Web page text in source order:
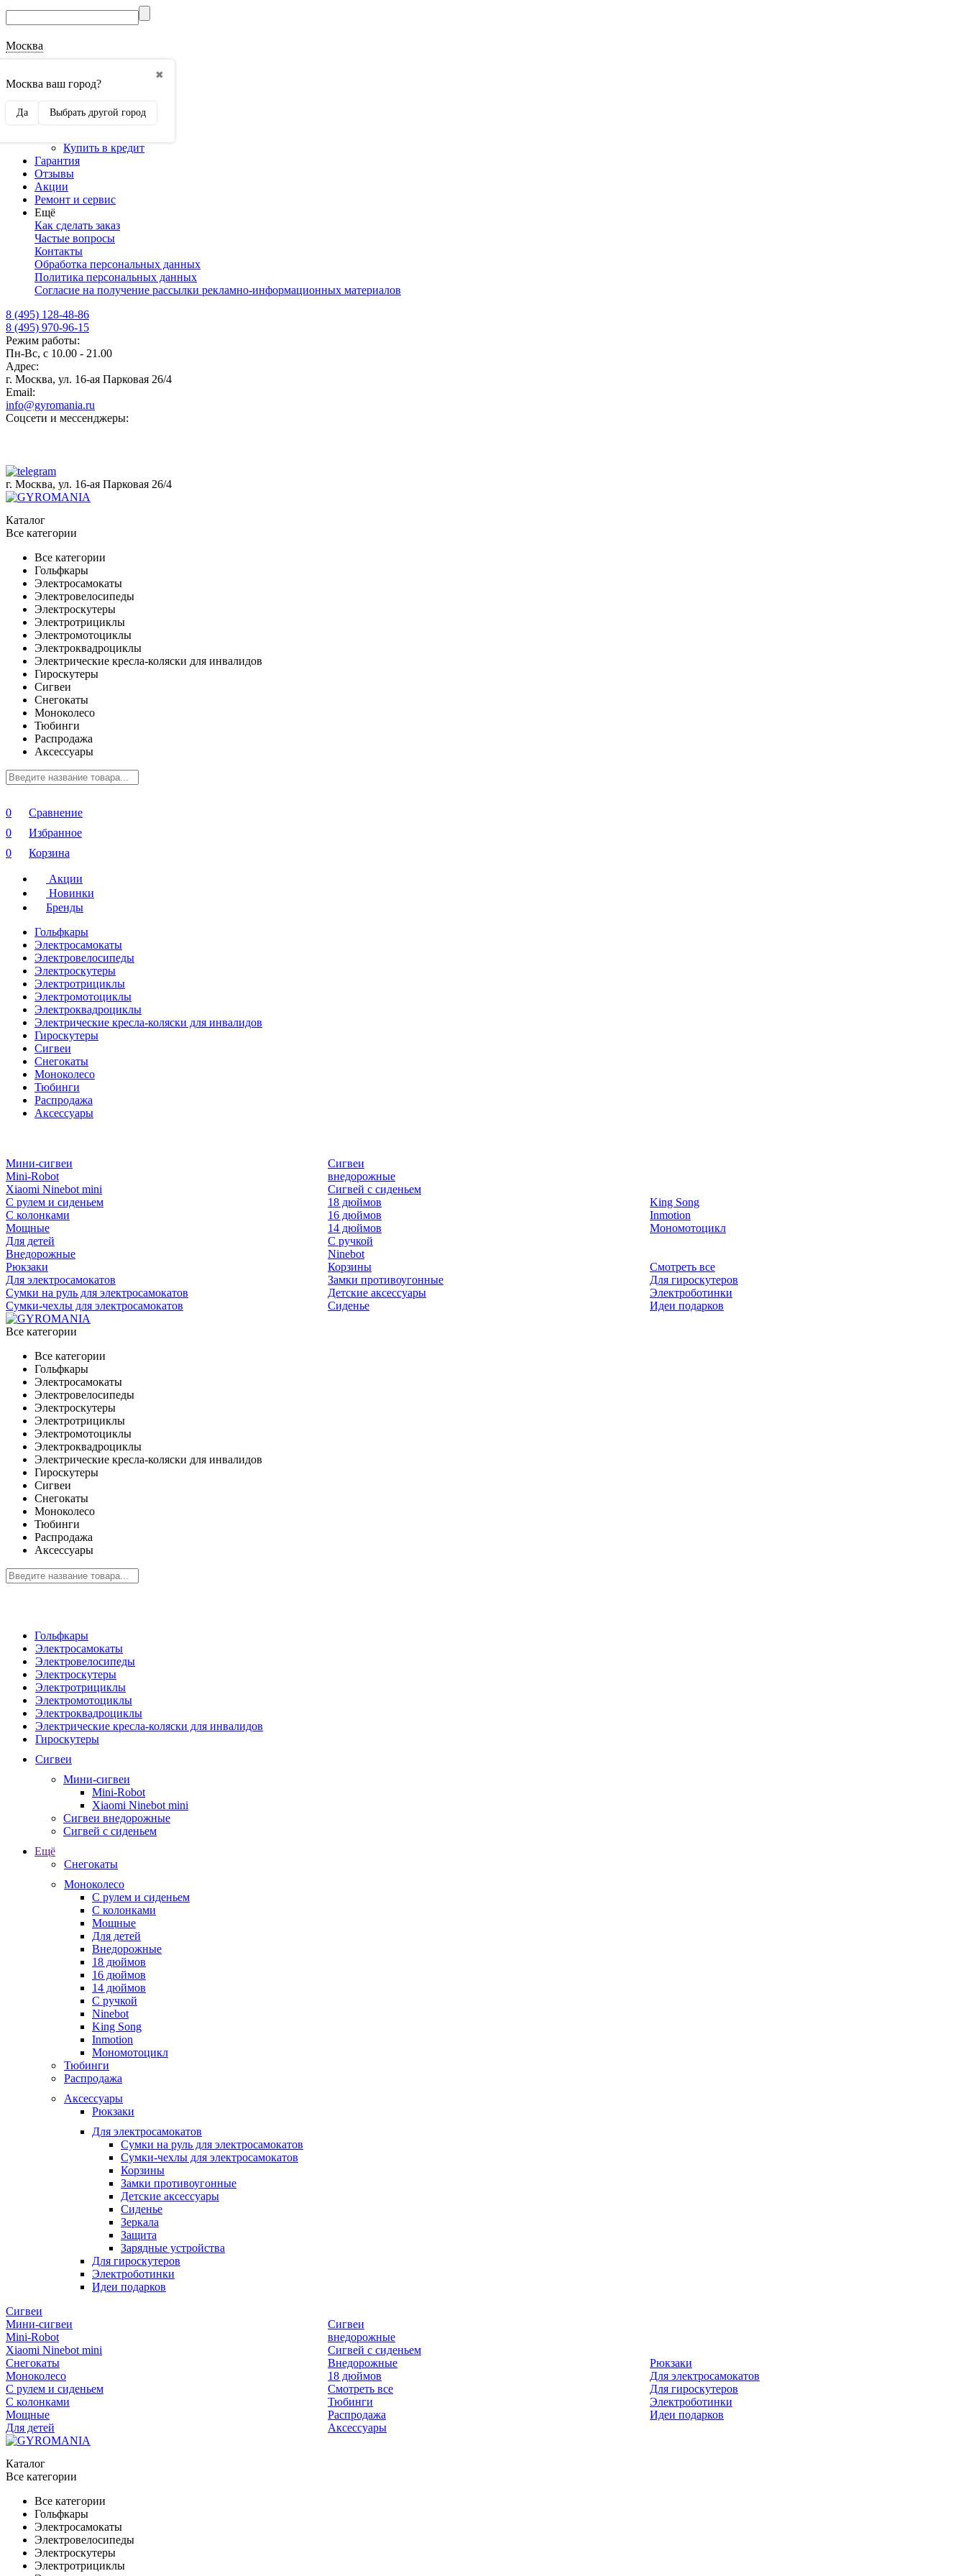
Москва
✖
Москва ваш город?
Да Выбрать другой город
Наши реквизиты
Оптовикам
Сотрудничество
Купить в кредит
Гарантия
Отзывы
Акции
Ремонт и сервис
Ещё
Как сделать заказ
Частые вопросы
Контакты
Обработка персональных данных
Политика персональных данных
Согласие на получение рассылки рекламно-информационных материалов
8 (495) 128-48-86
8 (495) 970-96-15
Режим работы:
Пн-Вс, с 10.00 - 21.00
Адрес:
г. Москва, ул. 16-ая Парковая 26/4
Email:
info@gyromania.ru
Соцсети и мессенджеры:
г. Москва, ул. 16-ая Парковая 26/4
Каталог
Все категории
Все категории
Гольфкары
Электросамокаты
Электровелосипеды
Электроскутеры
Электротрициклы
Электромотоциклы
Электроквадроциклы
Электрические кресла-коляски для инвалидов
Гироскутеры
Сигвеи
Снегокаты
Моноколесо
Тюбинги
Распродажа
Аксессуары
0
Сравнение
0
Избранное
0
Корзина
Акции
Новинки
Бренды
Гольфкары
Электросамокаты
Электровелосипеды
Электроскутеры
Электротрициклы
Электромотоциклы
Электроквадроциклы
Электрические кресла-коляски для инвалидов
Гироскутеры
Сигвеи
Снегокаты
Моноколесо
Тюбинги
Распродажа
Аксессуары
Мини-сигвеи
Mini-Robot
Xiaomi Ninebot mini
Сигвеи
внедорожные
Сигвей с сиденьем
С рулем и сиденьем
С колонками
Мощные
Для детей
Внедорожные
18 дюймов
16 дюймов
14 дюймов
С ручкой
Ninebot
King Song
Inmotion
Мономотоцикл
Рюкзаки
Для электросамокатов
Сумки на руль для электросамокатов
Сумки-чехлы для электросамокатов
Корзины
Замки противоугонные
Детские аксессуары
Сиденье
Смотреть все
Для гироскутеров
Электроботинки
Идеи подарков
Все категории
Все категории
Гольфкары
Электросамокаты
Электровелосипеды
Электроскутеры
Электротрициклы
Электромотоциклы
Электроквадроциклы
Электрические кресла-коляски для инвалидов
Гироскутеры
Сигвеи
Снегокаты
Моноколесо
Тюбинги
Распродажа
Аксессуары
Гольфкары
Электросамокаты
Электровелосипеды
Электроскутеры
Электротрициклы
Электромотоциклы
Электроквадроциклы
Электрические кресла-коляски для инвалидов
Гироскутеры
Сигвеи
Мини-сигвеи
Mini-Robot
Xiaomi Ninebot mini
Сигвеи внедорожные
Сигвей с сиденьем
Ещё
Снегокаты
Моноколесо
С рулем и сиденьем
С колонками
Мощные
Для детей
Внедорожные
18 дюймов
16 дюймов
14 дюймов
С ручкой
Ninebot
King Song
Inmotion
Мономотоцикл
Тюбинги
Распродажа
Аксессуары
Рюкзаки
Для электросамокатов
Сумки на руль для электросамокатов
Сумки-чехлы для электросамокатов
Корзины
Замки противоугонные
Детские аксессуары
Сиденье
Зеркала
Защита
Зарядные устройства
Для гироскутеров
Электроботинки
Идеи подарков
Сигвеи
Мини-сигвеи
Mini-Robot
Xiaomi Ninebot mini
Сигвеи
внедорожные
Сигвей с сиденьем
Снегокаты
Моноколесо
С рулем и сиденьем
С колонками
Мощные
Для детей
Внедорожные
18 дюймов
Смотреть все
Тюбинги
Распродажа
Аксессуары
Рюкзаки
Для электросамокатов
Для гироскутеров
Электроботинки
Идеи подарков
Каталог
Все категории
Все категории
Гольфкары
Электросамокаты
Электровелосипеды
Электроскутеры
Электротрициклы